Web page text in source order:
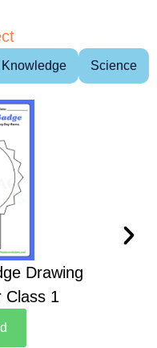
Science
Drawing
Class 1